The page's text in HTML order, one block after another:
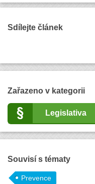
Sdílejte článek
Zařazeno v kategorii
Legislativa
Souvisí s tématy
Prevence